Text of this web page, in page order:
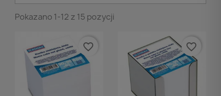
Pokazano 1-12 z 15 pozycji
favorite_border favorite_border